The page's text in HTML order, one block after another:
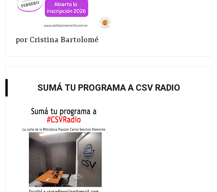
por Cristina Bartolomé
SUMÁ TU PROGRAMA A CSV RADIO